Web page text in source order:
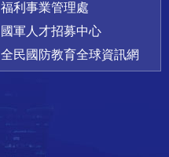
福利事業管理處
國軍人才招募中心
全民國防教育全球資訊網